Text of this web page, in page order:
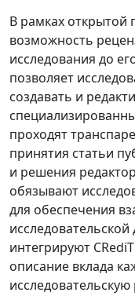
В рамках открытой
возможность
исследования до
позволяет
создавать и
проходят
принятия статьи
и решения
обязывают
для обеспечения
интегрируют
описание вклада
исследовательскую